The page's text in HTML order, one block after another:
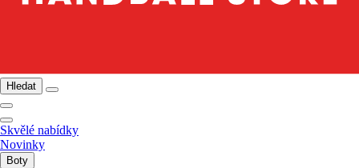
Hledat
Skvělé nabídky
Novinky
Boty